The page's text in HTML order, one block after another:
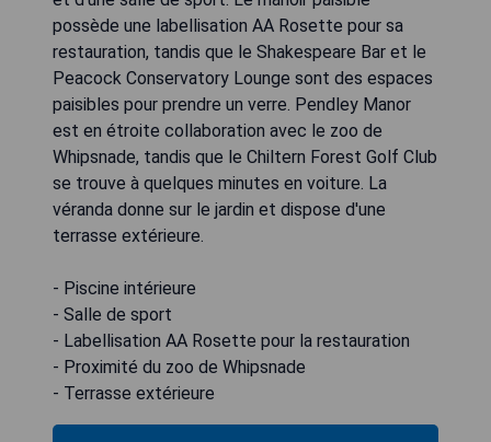
possède une labellisation AA Rosette pour sa
restauration, tandis que le Shakespeare Bar et le
Peacock Conservatory Lounge sont des espaces
paisibles pour prendre un verre. Pendley Manor
est en étroite collaboration avec le zoo de
Whipsnade, tandis que le Chiltern Forest Golf Club
se trouve à quelques minutes en voiture. La
véranda donne sur le jardin et dispose d'une
terrasse extérieure.
- Piscine intérieure
- Salle de sport
- Labellisation AA Rosette pour la restauration
- Proximité du zoo de Whipsnade
- Terrasse extérieure